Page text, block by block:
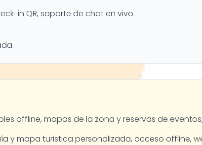
in QR, soporte de chat en vivo.
offline, mapas de la zona y reservas de
y mapa turistica personalizada, acceso offline,